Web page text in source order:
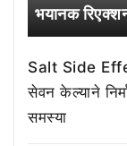
भयानक
Salt Side
सेवन केल्याने
समस्या